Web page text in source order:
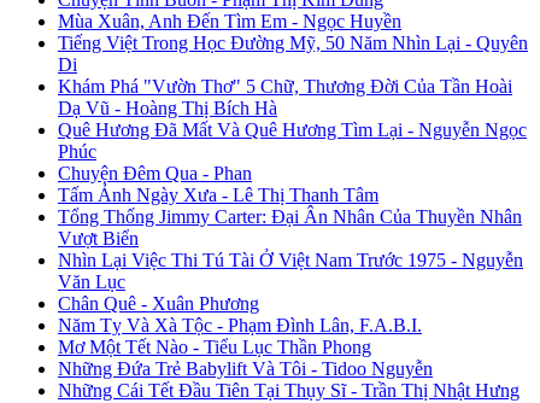
Mùa Xuân, Anh Đến Tìm Em - Ngọc Huyền
Tiếng Việt Trong Học Đường Mỹ, 50 Năm Nhìn Lại - Quyên
Di
Khám Phá "Vườn Thơ" 5 Chữ, Thương Đời Của Tần Hoài
Dạ Vũ - Hoàng Thị Bích Hà
Quê Hương Đã Mất Và Quê Hương Tìm Lại - Nguyễn Ngọc
Phúc
Chuyện Đêm Qua - Phan
Tấm Ảnh Ngày Xưa - Lê Thị Thanh Tâm
Tổng Thống Jimmy Carter: Đại Ân Nhân Của Thuyền Nhân
Vượt Biển
Nhìn Lại Việc Thi Tú Tài Ở Việt Nam Trước 1975 - Nguyễn
Văn Lục
Chân Quê - Xuân Phương
Năm Tỵ Và Xà Tộc - Phạm Đình Lân, F.A.B.I.
Mơ Một Tết Nào - Tiểu Lục Thần Phong
Những Đứa Trẻ Babylift Và Tôi - Tidoo Nguyễn
Những Cái Tết Đầu Tiên Tại Thụy Sĩ - Trần Thị Nhật Hưng